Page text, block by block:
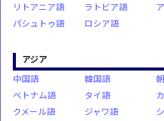
リトアニア語
ラトビア語
パシュトゥ語
ロシア語
アジア
中国語
韓国語
ベトナム語
タイ語
クメール語
ジャワ語